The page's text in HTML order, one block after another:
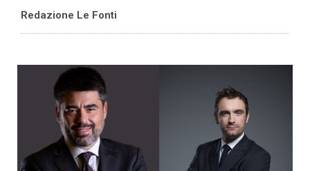
Redazione Le Fonti